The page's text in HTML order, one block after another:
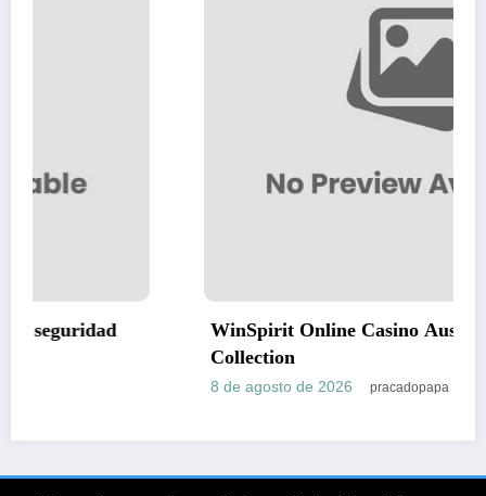
WinSpirit Online Casino Australia – Slot
8 de agosto de 2026 pracadopapa